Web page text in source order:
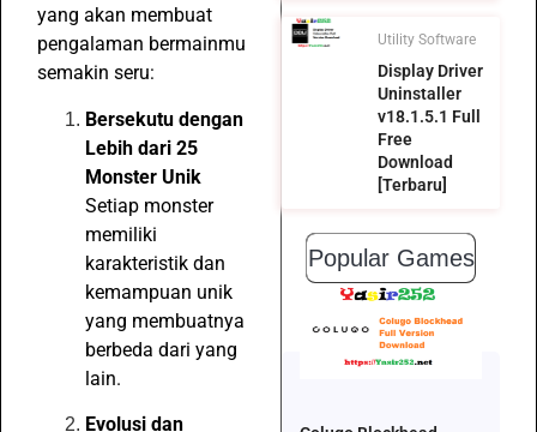
yang akan membuat
pengalaman bermainmu
semakin seru:
Bersekutu dengan
Lebih dari 25
Monster Unik
Setiap monster
memiliki
karakteristik dan
kemampuan unik
yang membuatnya
berbeda dari yang
lain.
Evolusi dan
Utility Software
Display Driver
Uninstaller
v18.1.5.1 Full
Free
Download
[Terbaru]
Popular Games